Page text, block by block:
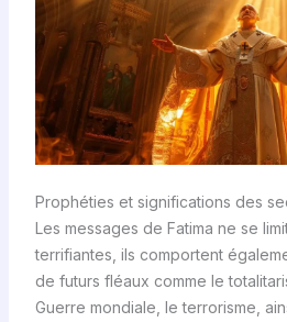
Prophéties et significations des
Les messages de Fatima ne se
terrifiantes, ils comportent
de futurs fléaux comme le
Guerre mondiale, le terrorisme,